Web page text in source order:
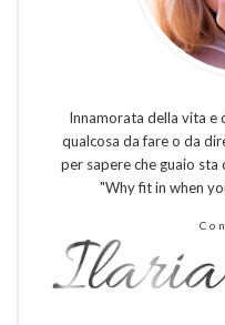
Innamorata della vita e
qualcosa da fare o da
per sapere che guaio
"Why fit in when